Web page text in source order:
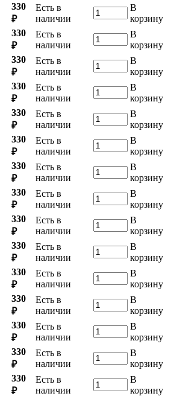
330
₽
Есть в
наличии
В
корзину
330
₽
Есть в
наличии
В
корзину
330
₽
Есть в
наличии
В
корзину
330
₽
Есть в
наличии
В
корзину
330
₽
Есть в
наличии
В
корзину
330
₽
Есть в
наличии
В
корзину
330
₽
Есть в
наличии
В
корзину
330
₽
Есть в
наличии
В
корзину
330
₽
Есть в
наличии
В
корзину
330
₽
Есть в
наличии
В
корзину
330
₽
Есть в
наличии
В
корзину
330
₽
Есть в
наличии
В
корзину
330
₽
Есть в
наличии
В
корзину
330
₽
Есть в
наличии
В
корзину
330
₽
Есть в
наличии
В
корзину